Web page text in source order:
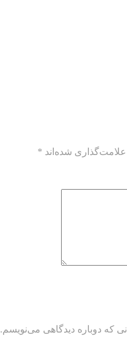
شده‌اند *
که دوباره دیدگاهی می‌نویسم.